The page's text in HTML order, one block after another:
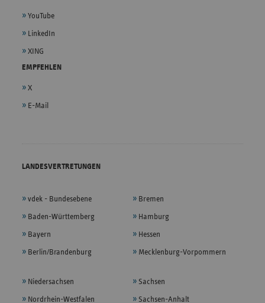
YouTube
LinkedIn
XING
EMPFEHLEN
X
E-Mail
LANDESVERTRETUNGEN
vdek - Bundesebene
Baden-Württemberg
Bayern
Berlin/Brandenburg
Bremen
Hamburg
Hessen
Mecklenburg-Vorpommern
Niedersachsen
Nordrhein-Westfalen
Sachsen
Sachsen-Anhalt